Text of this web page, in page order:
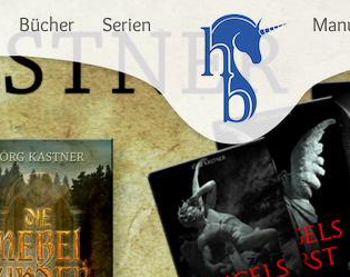
Bücher Serien